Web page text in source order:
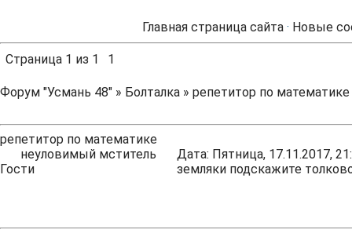
Главная страница сайта · Новые
Страница 1 из 1 1
Форум "Усмань 48" » Болталка » репетитор по математике
репетитор по математике
неуловимый мститель
Дата: Пятница, 17.11.2017,
Гости
земляки подскажите